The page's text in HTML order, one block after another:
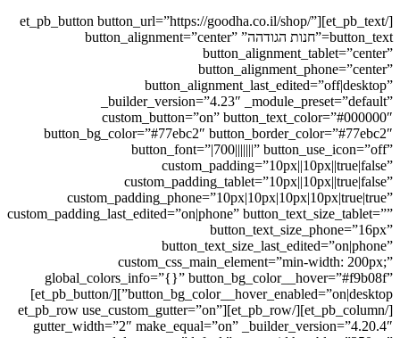
[/et_pb_text][et_pb_button button_url=”https://goodha.co.il/shop/”
button_text=”חנות הגודהה” button_alignment=”center”
button_alignment_tablet=”center”
button_alignment_phone=”center”
button_alignment_last_edited=”off|desktop”
_builder_version=”4.23″ _module_preset=”default”
custom_button=”on” button_text_color=”#000000″
button_bg_color=”#77ebc2″ button_border_color=”#77ebc2″
button_font=”|700|||||||” button_use_icon=”off”
custom_padding=”10px||10px||true|false”
custom_padding_tablet=”10px||10px||true|false”
custom_padding_phone=”10px|10px|10px|10px|true|true”
custom_padding_last_edited=”on|phone” button_text_size_tablet=””
button_text_size_phone=”16px”
button_text_size_last_edited=”on|phone”
custom_css_main_element=”min-width: 200px;”
global_colors_info=”{}” button_bg_color__hover=”#f9b08f”
button_bg_color__hover_enabled=”on|desktop”][/et_pb_button]
[/et_pb_column][/et_pb_row][et_pb_row use_custom_gutter=”on”
gutter_width=”2″ make_equal=”on” _builder_version=”4.20.4″